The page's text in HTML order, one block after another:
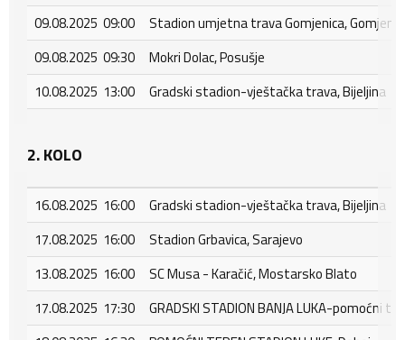
09.08.2025 09:00
Stadion umjetna trava Gomjenica,
09.08.2025 09:30
Mokri Dolac, Posušje
10.08.2025 13:00
Gradski stadion-vještačka trava, Bijeljina
2. KOLO
16.08.2025 16:00
Gradski stadion-vještačka trava, Bijeljina
17.08.2025 16:00
Stadion Grbavica, Sarajevo
13.08.2025 16:00
SC Musa - Karačić, Mostarsko Blato
17.08.2025 17:30
GRADSKI STADION BANJA LUKA-pomoćni